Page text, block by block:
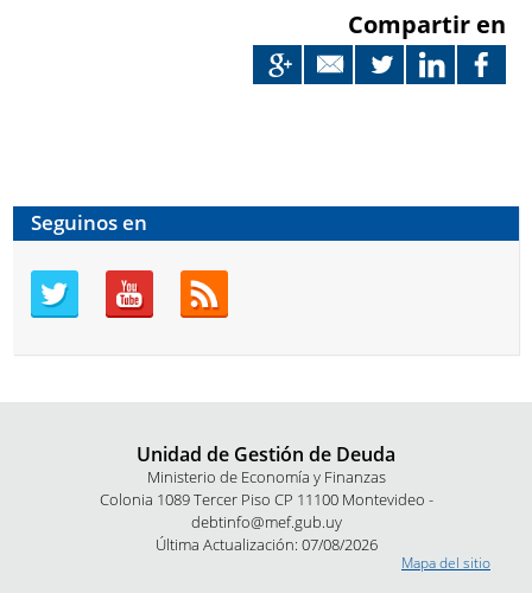
Compartir en
Seguinos en
Unidad de Gestión de Deuda
Ministerio de Economía y Finanzas
Colonia 1089 Tercer Piso CP 11100 Montevideo -
debtinfo@mef.gub.uy
Última Actualización: 07/08/2026
Mapa del sitio